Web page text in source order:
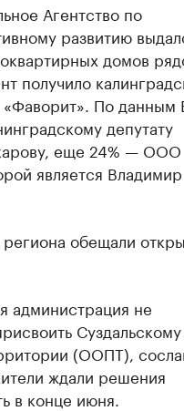
Агентство по
развитию
домов
получило
По данным
депутату
еще 24% — ООО
является Владимир
региона обещали
администрация не
(ООПТ),
ждали решения
в конце июня.